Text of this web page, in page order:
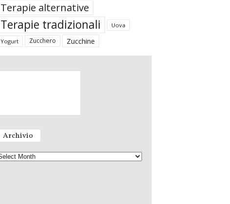
Terapie alternative
Terapie tradizionali Uova
Yogurt Zucchero Zucchine
Archivio